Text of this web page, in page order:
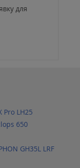
для
Pro LH25
650
GH35L LRF